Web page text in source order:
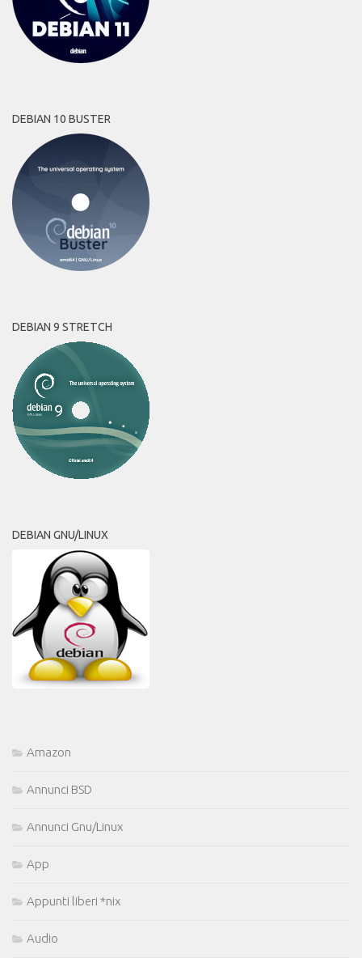
DEBIAN 10 BUSTER
DEBIAN 9 STRETCH
DEBIAN GNU/LINUX
Amazon
Annunci BSD
Annunci Gnu/Linux
App
Appunti liberi *nix
Audio